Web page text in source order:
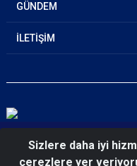
GÜNDEM
İLETİŞİM
© 2026 Elazığ
Sizlere daha iyi
çerezlere yer